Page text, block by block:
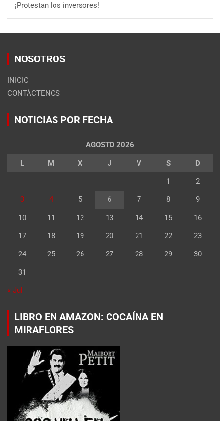
¡Protestan los inversores!
NOSOTROS
INICIO
CONTÁCTENOS
NOTICIAS POR FECHA
AGOSTO 2026
L M X J V S D
1 2
3 4 5 6 7 8 9
10 11 12 13 14 15 16
17 18 19 20 21 22 23
24 25 26 27 28 29 30
31
« Jul
LIBRO EN AMAZON: COCAÍNA EN
MIRAFLORES